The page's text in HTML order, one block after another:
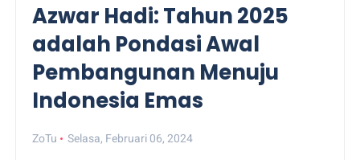
Azwar Hadi: Tahun 2025
adalah Pondasi Awal
Pembangunan Menuju
Indonesia Emas
ZoTu Selasa, Februari 06, 2024